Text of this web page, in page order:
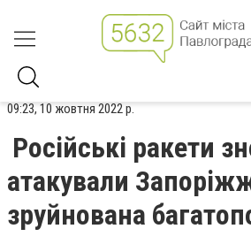
09:23, 10 жовтня 2022 р.
Російські ракети
атакували
зруйнована